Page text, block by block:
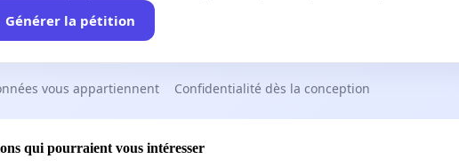
Générer la pétition
vous appartiennent Confidentialité dès la conception
qui pourraient vous intéresser